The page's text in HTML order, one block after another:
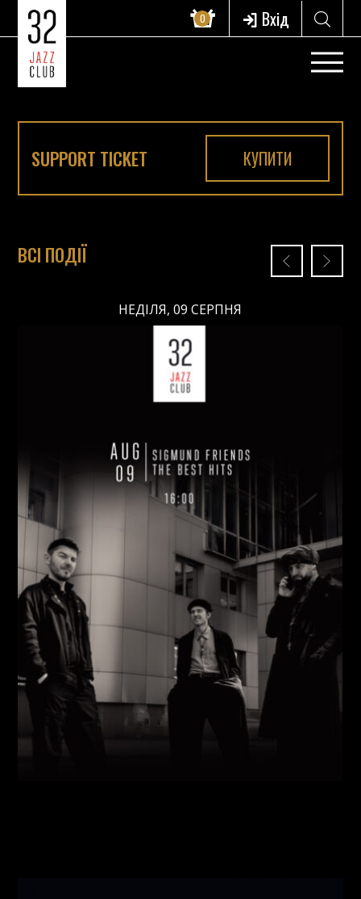
0 Вхід
SUPPORT TICKET КУПИТИ
ВСІ ПОДІЇ
НЕДІЛЯ, 09 СЕРПНЯ
НЕДІЛЯ, 09 СЕРПНЯ
Ціна:
Виконавці: Павло Литвиненко (Рояль,) /Денис
Дудко (Бас, Олександр Люлякін (Барабани,) /